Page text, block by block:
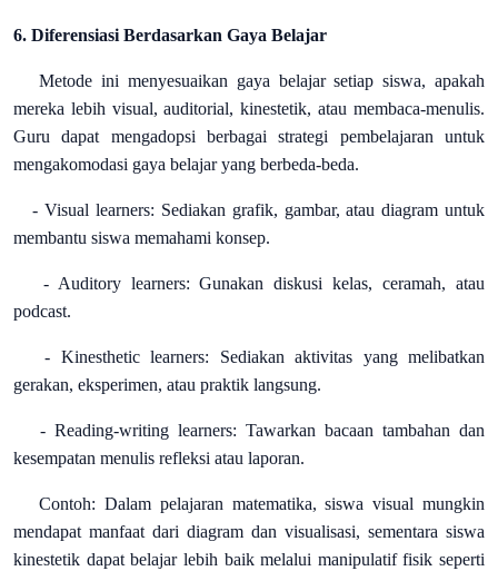
6. Diferensiasi Berdasarkan Gaya Belajar
Metode ini menyesuaikan gaya belajar setiap siswa, apakah
mereka lebih visual, auditorial, kinestetik, atau membaca-menulis.
Guru dapat mengadopsi berbagai strategi pembelajaran untuk
mengakomodasi gaya belajar yang berbeda-beda.
- Visual learners: Sediakan grafik, gambar, atau diagram untuk
membantu siswa memahami konsep.
- Auditory learners: Gunakan diskusi kelas, ceramah, atau
podcast.
- Kinesthetic learners: Sediakan aktivitas yang melibatkan
gerakan, eksperimen, atau praktik langsung.
- Reading-writing learners: Tawarkan bacaan tambahan dan
kesempatan menulis refleksi atau laporan.
Contoh: Dalam pelajaran matematika, siswa visual mungkin
mendapat manfaat dari diagram dan visualisasi, sementara siswa
kinestetik dapat belajar lebih baik melalui manipulatif fisik seperti